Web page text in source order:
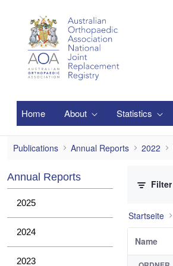
Home About Statistics
Prostheses Investigations
Publications Annual Reports 2022
Annual Reports
2025
2024
2023
Filter
Startseite
Name